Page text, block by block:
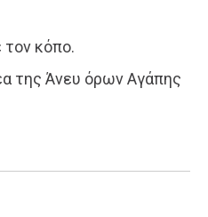
τον κόπο.
της Άνευ όρων Αγάπης